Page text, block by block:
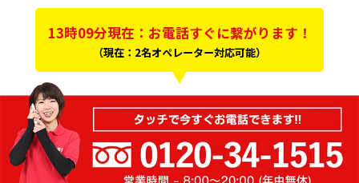
13時09分現在：お電話すぐに繋がります！
（現在：2名オペレーター対応可能）